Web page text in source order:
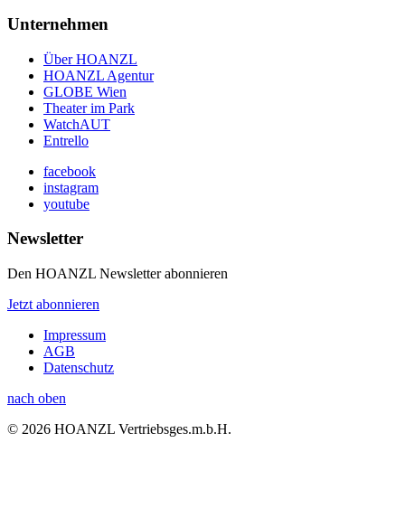
Unternehmen
Über HOANZL
HOANZL Agentur
GLOBE Wien
Theater im Park
WatchAUT
Entrello
facebook
instagram
youtube
Newsletter
Den HOANZL Newsletter abonnieren
Jetzt abonnieren
Impressum
AGB
Datenschutz
nach oben
© 2026 HOANZL Vertriebsges.m.b.H.